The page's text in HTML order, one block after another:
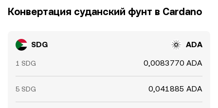
Конвертация суданский фунт в Cardano
SDG ADA
1 SDG 0,0083770 ADA
5 SDG 0,041885 ADA